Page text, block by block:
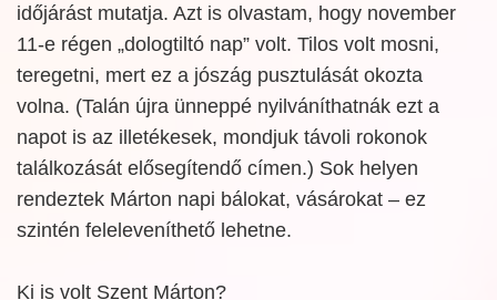
időjárást mutatja. Azt is olvastam, hogy november
11-e régen „dologtiltó nap” volt. Tilos volt mosni,
teregetni, mert ez a jószág pusztulását okozta
volna. (Talán újra ünneppé nyilváníthatnák ezt a
napot is az illetékesek, mondjuk távoli rokonok
találkozását elősegítendő címen.) Sok helyen
rendeztek Márton napi bálokat, vásárokat – ez
szintén feleleveníthető lehetne.
Ki is volt Szent Márton?